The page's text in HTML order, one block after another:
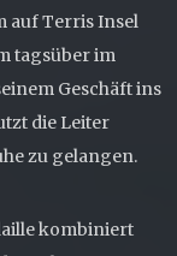
auf Terris Insel
tagsüber im
Geschäft ins
die Leiter
zu gelangen.
kombiniert